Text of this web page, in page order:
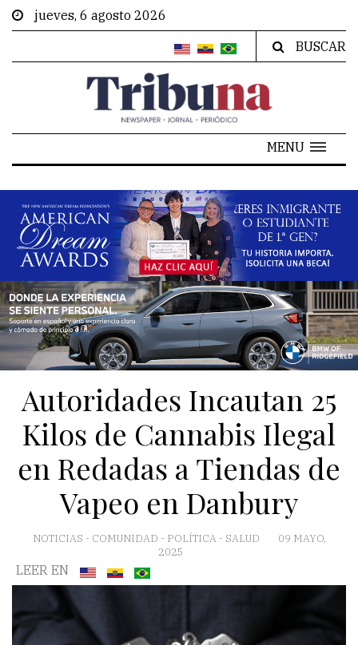
jueves, 6 agosto 2026
BUSCAR
MENU
Autoridades Incautan 25
Kilos de Cannabis Ilegal
en Redadas a Tiendas de
Vapeo en Danbury
NOTICIAS - COMUNIDAD - POLÍTICA - SALUD
09 MAYO,
2025
LEER EN